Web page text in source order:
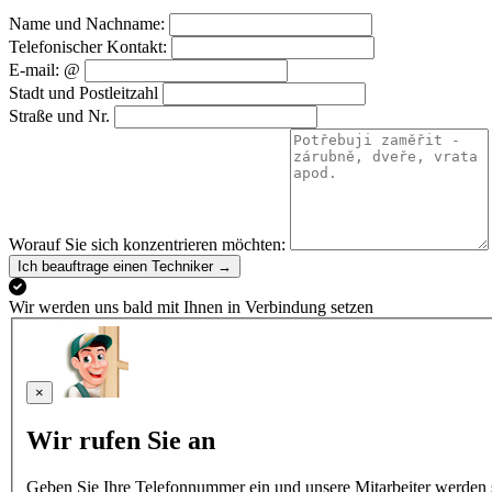
Name und Nachname:
Telefonischer Kontakt:
E-mail: @
Stadt und Postleitzahl
Straße und Nr.
Worauf Sie sich konzentrieren möchten:
Ich beauftrage einen Techniker →
Wir werden uns bald mit Ihnen in Verbindung setzen
×
Wir rufen Sie an
Geben Sie Ihre Telefonnummer ein und unsere Mitarbeiter